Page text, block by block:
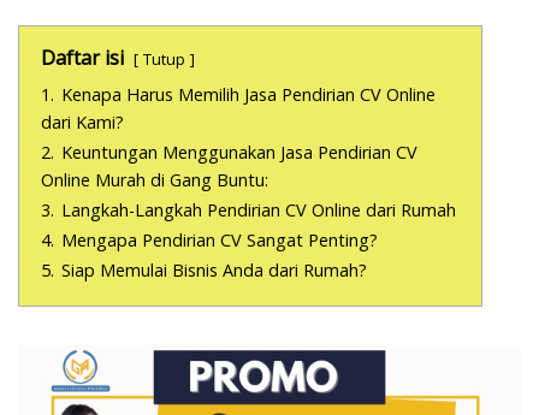
Daftar isi Tutup
1. Kenapa Harus Memilih Jasa Pendirian CV Online
dari Kami?
2. Keuntungan Menggunakan Jasa Pendirian CV
Online Murah di Gang Buntu:
3. Langkah-Langkah Pendirian CV Online dari Rumah
4. Mengapa Pendirian CV Sangat Penting?
5. Siap Memulai Bisnis Anda dari Rumah?